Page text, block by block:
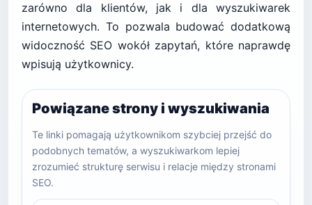
zarówno dla klientów, jak i dla wyszukiwarek
internetowych. To pozwala budować dodatkową
widoczność SEO wokół zapytań, które naprawdę
wpisują użytkownicy.
Powiązane strony i wyszukiwania
Te linki pomagają użytkownikom szybciej przejść do
podobnych tematów, a wyszukiwarkom lepiej
zrozumieć strukturę serwisu i relacje między stronami
SEO.